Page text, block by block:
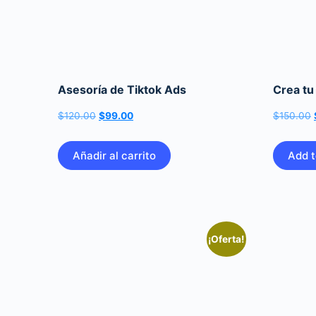
Asesoría de Tiktok Ads
$120.00 El
original
era:
$99.00El
actual
es:
Añadir al carrito
Crea
$150.00
Add
¡Oferta!